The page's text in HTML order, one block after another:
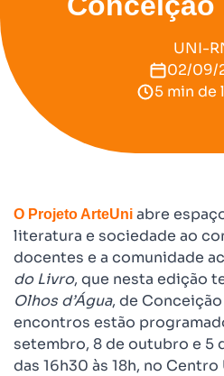
UNI-
02/09/
5 min de
O Projeto ArteUni abre
literatura e sociedade ao
docentes e a comunidade
do Livro, que nesta edição
Olhos d’Água, de
encontros estão
setembro, 8 de outubro e 5
das 16h30 às 18h, no